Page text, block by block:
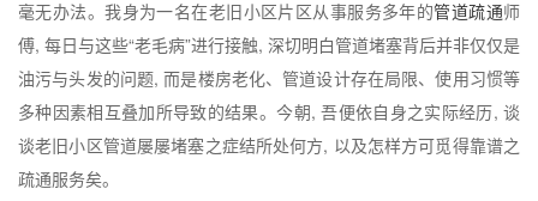
毫无办法。我身为一名在老旧小区片区从事服务多年的管道疏通师
傅, 每日与这些“老毛病”进行接触, 深切明白管道堵塞背后并非仅仅是
油污与头发的问题, 而是楼房老化、管道设计存在局限、使用习惯等
多种因素相互叠加所导致的结果。今朝, 吾便依自身之实际经历, 谈
谈老旧小区管道屡屡堵塞之症结所处何方, 以及怎样方可觅得靠谱之
疏通服务矣。